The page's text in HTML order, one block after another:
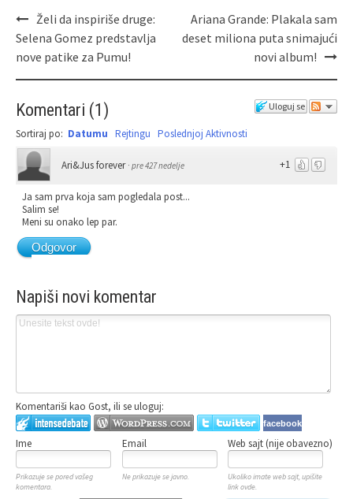
Želi da inspiriše druge:
Selena Gomez predstavlja
nove patike za Pumu!
Ariana Grande: Plakala sam
deset miliona puta snimajući
novi album!
Uloguj se
Komentari (1 )
Sortiraj po: Datumu Rejtingu Poslednjoj Aktivnosti
+1
Ari&Jus forever · pre 427 nedelje
Ja sam prva koja sam pogledala post...
Salim se!
Meni su onako lep par.
Odgovor
Napiši novi komentar
Komentariši kao Gost, ili se uloguj:
facebook
Ime Email Web sajt (nije obavezno)
Prikazuje se pored vašeg
komentara.
Ne prikazuje se javno.
Ukoliko imate web sajt, upišite
link ovde.